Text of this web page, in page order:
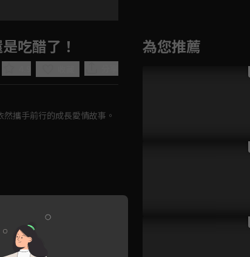
吃醋了！
攜手前行的成長愛情故事。
為您推薦